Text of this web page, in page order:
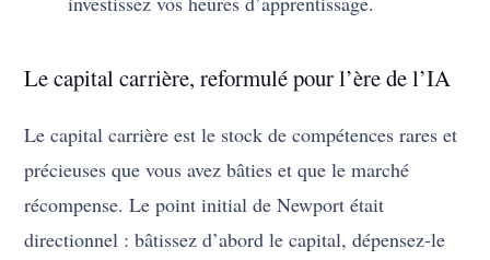
Le capital carrière, reformulé pour l’ère de l’IA
Le capital carrière est le stock de compétences rares et
précieuses que vous avez bâties et que le marché
récompense. Le point initial de Newport était
directionnel : bâtissez d’abord le capital, dépensez-le